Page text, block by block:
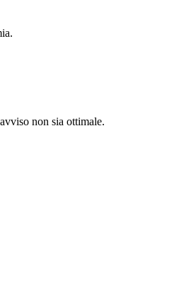
non sia ottimale.